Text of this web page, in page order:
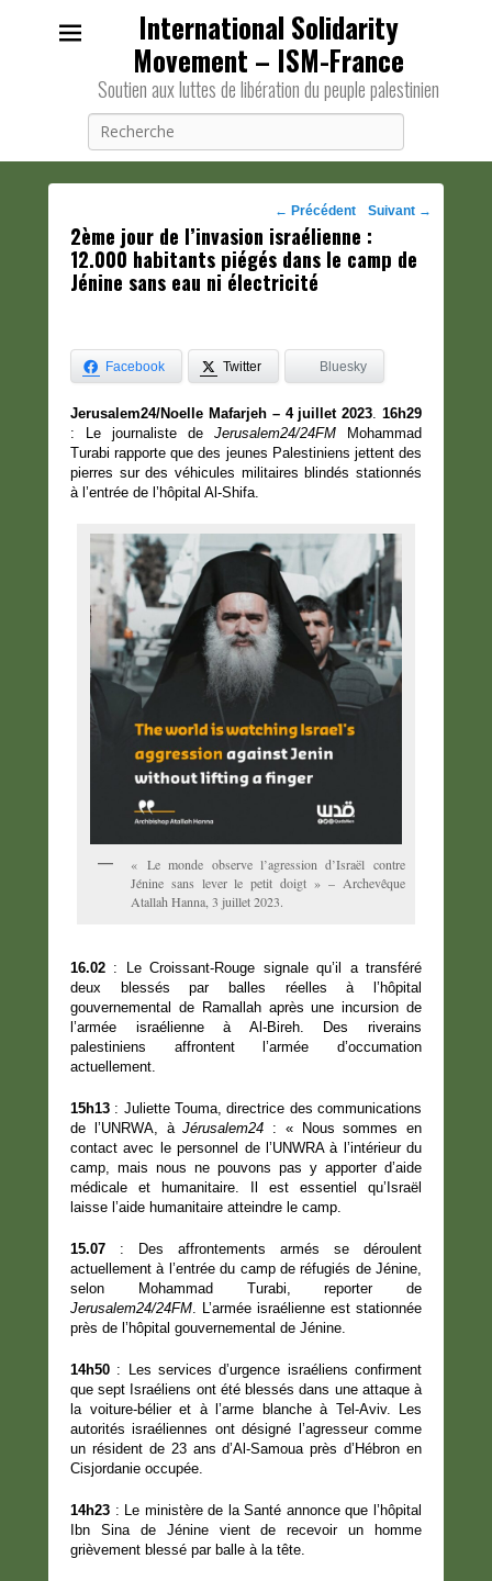
International Solidarity
Movement – ISM-France
Soutien aux luttes de libération du peuple palestinien
Navigation
des
posts
← Précédent Suivant →
2ème jour de l’invasion israélienne :
12.000 habitants piégés dans le camp de
Jénine sans eau ni électricité
Facebook Twitter Bluesky
Jerusalem24/Noelle Mafarjeh – 4 juillet 2023.16h29
: Le journaliste de Jerusalem24/24FM Mohammad
Turabi rapporte que des jeunes Palestiniens jettent des
pierres sur des véhicules militaires blindés stationnés
à l’entrée de l’hôpital Al-Shifa.
« Le monde observe l’agression d’Israël contre
Jénine sans lever le petit doigt » – Archevêque
Atallah Hanna, 3 juillet 2023.
16.02 : Le Croissant-Rouge signale qu’il a transféré
deux blessés par balles réelles à l’hôpital
gouvernemental de Ramallah après une incursion de
l’armée israélienne à Al-Bireh. Des riverains
palestiniens affrontent l’armée d’occumation
actuellement.
15h13 : Juliette Touma, directrice des communications
de l’UNRWA, àJérusalem24 : « Nous sommes en
contact avec le personnel de l’UNWRA à l’intérieur du
camp, mais nous ne pouvons pas y apporter d’aide
médicale et humanitaire. Il est essentiel qu’Israël
laisse l’aide humanitaire atteindre le camp.
15.07 : Des affrontements armés se déroulent
actuellement à l’entrée du camp de réfugiés de Jénine,
selon Mohammad Turabi, reporter de
Jerusalem24/24FM . L’armée israélienne est stationnée
près de l’hôpital gouvernemental de Jénine.
14h50 : Les services d’urgence israéliens confirment
que sept Israéliens ont été blessés dans une attaque à
la voiture-bélier et à l’arme blanche à Tel-Aviv. Les
autorités israéliennes ont désigné l’agresseur comme
un résident de 23 ans d’Al-Samoua près d’Hébron en
Cisjordanie occupée.
14h23 : Le ministère de la Santé annonce que l’hôpital
Ibn Sina de Jénine vient de recevoir un homme
grièvement blessé par balle à la tête.